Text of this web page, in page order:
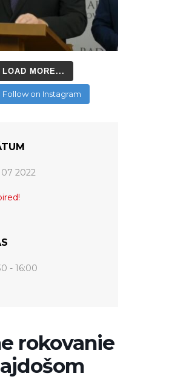
LOAD MORE...
Follow on Instagram
07 2022
- 16:00
rokovanie